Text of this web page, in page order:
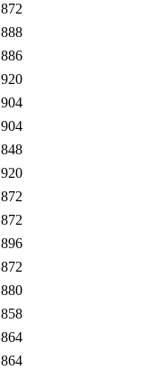
872
888
886
920
904
904
848
920
872
872
896
872
880
858
864
864